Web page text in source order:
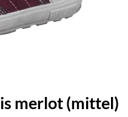
merlot (mittel)